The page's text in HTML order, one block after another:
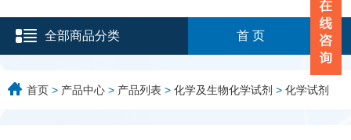
全部商品分类 首 页
首页 > 产品中心 > 产品列表 > 化学及生物化学试剂 > 化学试剂